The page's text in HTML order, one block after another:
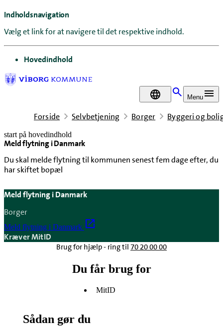
Indholdsnavigation
Vælg et link for at navigere til det respektive indhold.
gå til
Hovedindhold
DA Menu
Forside Selvbetjening Borger Byggeri og
start på hovedindhold
Meld flytning i Danmark
Du skal melde flytning til kommunen senest fem dage efter, du
har skiftet bopæl
senest opdateret 22. april 2026
Meld flytning i Danmark
Borger
Meld flytning i Danmark
Kræver MitID
Brug for hjælp - ring til 70 20 00 00
Du får brug for
MitID
Sådan gør du